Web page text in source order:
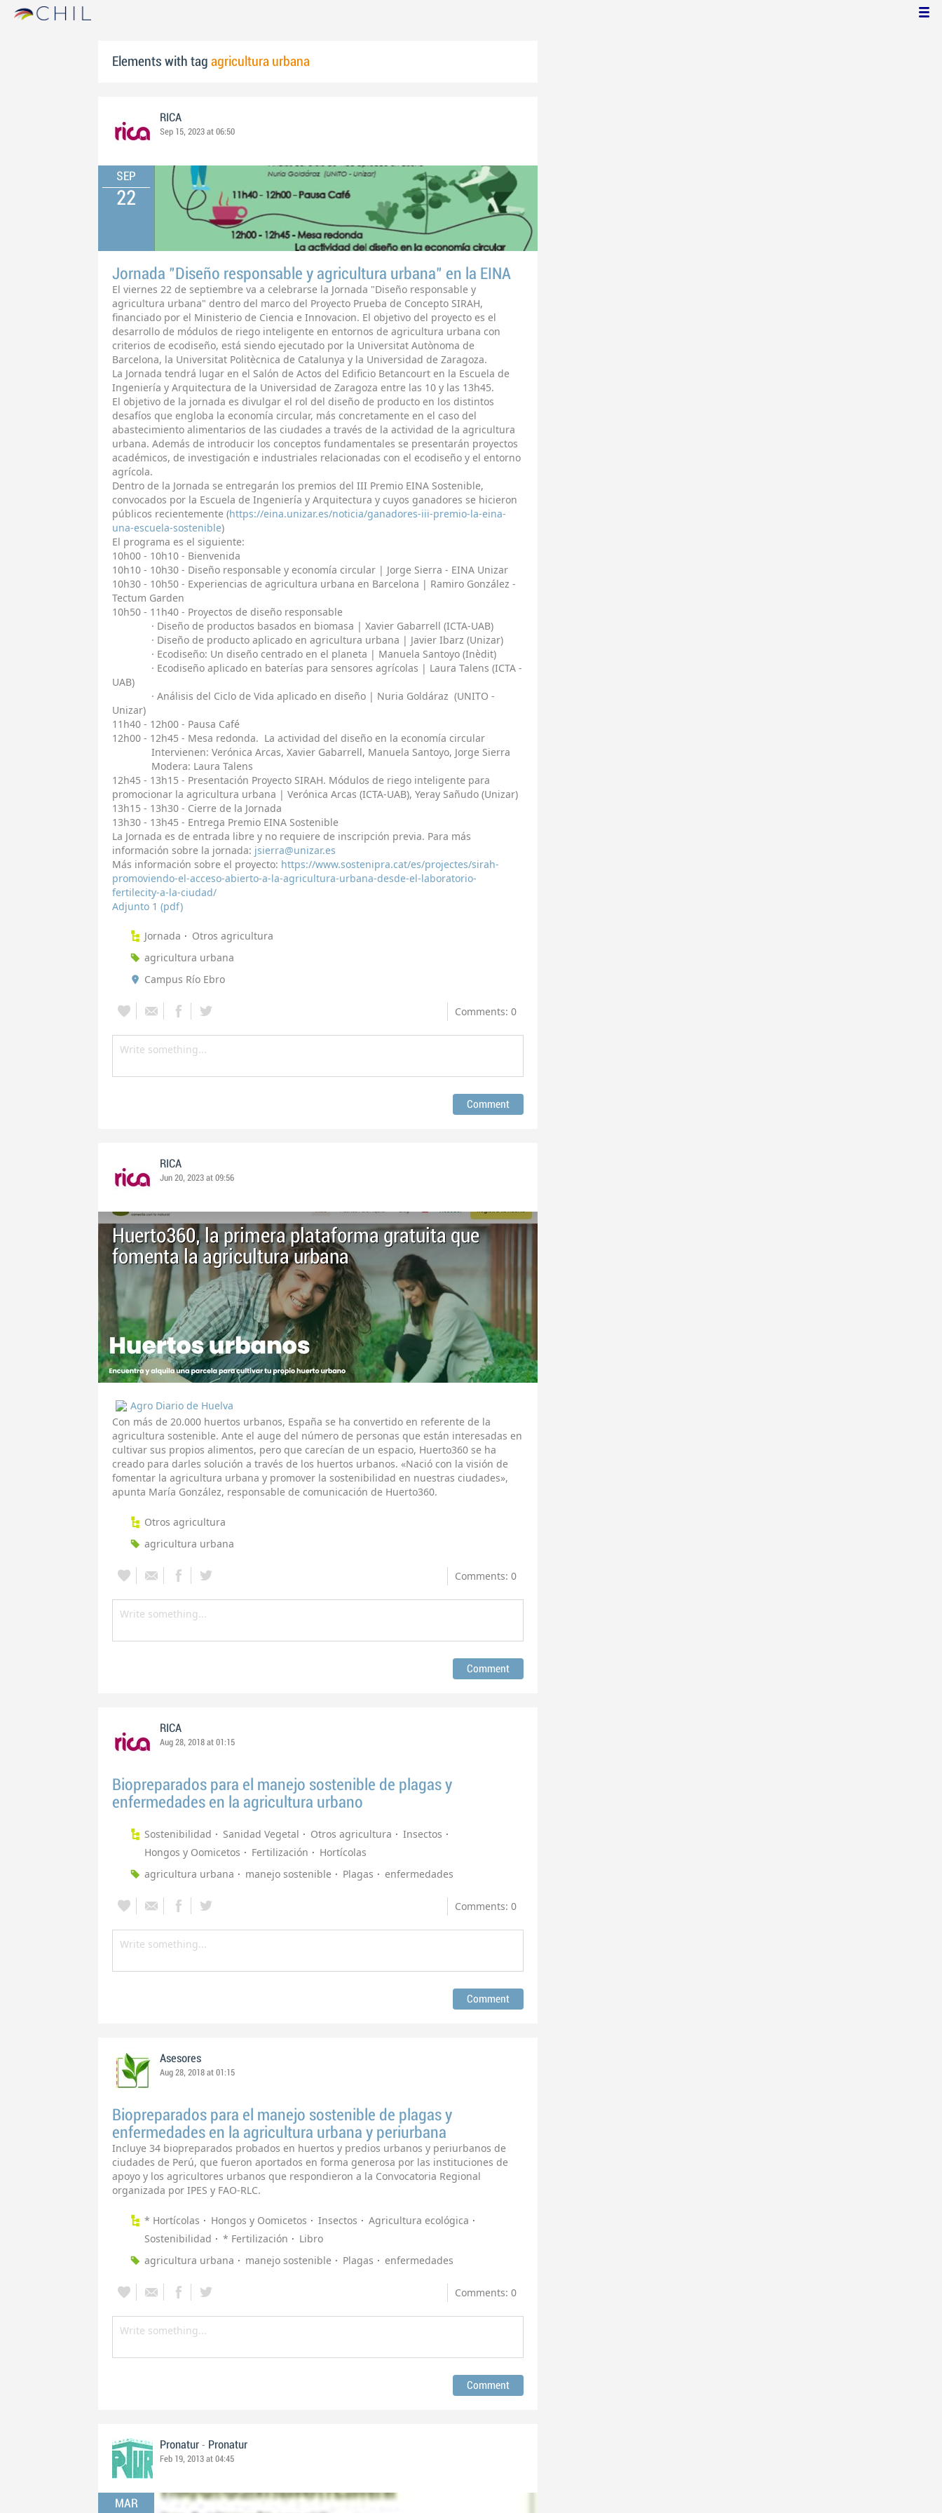
Elements with tag agricultura urbana
RICA
Sep 15, 2023 at 06:50
SEP
22
Jornada "Diseño responsable y agricultura urbana" en la EINA
El viernes 22 de septiembre va a celebrarse la Jornada "Diseño responsable y
agricultura urbana" dentro del marco del Proyecto Prueba de Concepto SIRAH,
financiado por el Ministerio de Ciencia e Innovacion. El objetivo del proyecto es el
desarrollo de módulos de riego inteligente en entornos de agricultura urbana con
criterios de ecodiseño, está siendo ejecutado por la Universitat Autònoma de
Barcelona, la Universitat Politècnica de Catalunya y la Universidad de Zaragoza.
La Jornada tendrá lugar en el Salón de Actos del Edificio Betancourt en la Escuela de
Ingeniería y Arquitectura de la Universidad de Zaragoza entre las 10 y las 13h45.
El objetivo de la jornada es divulgar el rol del diseño de producto en los distintos
desafíos que engloba la economía circular, más concretamente en el caso del
abastecimiento alimentarios de las ciudades a través de la actividad de la agricultura
urbana. Además de introducir los conceptos fundamentales se presentarán proyectos
académicos, de investigación e industriales relacionadas con el ecodiseño y el entorno
agrícola.
Dentro de la Jornada se entregarán los premios del III Premio EINA Sostenible,
convocados por la Escuela de Ingeniería y Arquitectura y cuyos ganadores se hicieron
públicos recientemente (https://eina.unizar.es/noticia/ganadores-iii-premio-la-eina-
una-escuela-sostenible)
El programa es el siguiente:
10h00 - 10h10 - Bienvenida
10h10 - 10h30 - Diseño responsable y economía circular | Jorge Sierra - EINA Unizar
10h30 - 10h50 - Experiencias de agricultura urbana en Barcelona | Ramiro González -
Tectum Garden
10h50 - 11h40 - Proyectos de diseño responsable
· Diseño de productos basados en biomasa | Xavier Gabarrell (ICTA-UAB)
· Diseño de producto aplicado en agricultura urbana | Javier Ibarz (Unizar)
· Ecodiseño: Un diseño centrado en el planeta | Manuela Santoyo (Inèdit)
· Ecodiseño aplicado en baterías para sensores agrícolas | Laura Talens (ICTA -
UAB)
· Análisis del Ciclo de Vida aplicado en diseño | Nuria Goldáraz (UNITO -
Unizar)
11h40 - 12h00 - Pausa Café
12h00 - 12h45 - Mesa redonda. La actividad del diseño en la economía circular
Intervienen: Verónica Arcas, Xavier Gabarrell, Manuela Santoyo, Jorge Sierra
Modera: Laura Talens
12h45 - 13h15 - Presentación Proyecto SIRAH. Módulos de riego inteligente para
promocionar la agricultura urbana | Verónica Arcas (ICTA-UAB), Yeray Sañudo (Unizar)
13h15 - 13h30 - Cierre de la Jornada
13h30 - 13h45 - Entrega Premio EINA Sostenible
La Jornada es de entrada libre y no requiere de inscripción previa. Para más
información sobre la jornada: jsierra@unizar.es
Más información sobre el proyecto: https://www.sostenipra.cat/es/projectes/sirah-
promoviendo-el-acceso-abierto-a-la-agricultura-urbana-desde-el-laboratorio-
fertilecity-a-la-ciudad/
Adjunto 1 (pdf)
Jornada
Otros agricultura
agricultura urbana
Campus Río Ebro
Comments: 0
RICA
Jun 20, 2023 at 09:56
Huerto360, la primera plataforma gratuita que
fomenta la agricultura urbana
Agro Diario de Huelva
Con más de 20.000 huertos urbanos, España se ha convertido en referente de la
agricultura sostenible. Ante el auge del número de personas que están interesadas en
cultivar sus propios alimentos, pero que carecían de un espacio, Huerto360 se ha
creado para darles solución a través de los huertos urbanos. «Nació con la visión de
fomentar la agricultura urbana y promover la sostenibilidad en nuestras ciudades»,
apunta María González, responsable de comunicación de Huerto360.
Otros agricultura
agricultura urbana
Comments: 0
RICA
Aug 28, 2018 at 01:15
Biopreparados para el manejo sostenible de plagas y
enfermedades en la agricultura urbano
Sostenibilidad Sanidad Vegetal Otros agricultura
Insectos
Hongos y Oomicetos
Fertilización
Hortícolas
agricultura urbana
manejo sostenible Plagas enfermedades
Comments: 0
Asesores
Aug 28, 2018 at 01:15
Biopreparados para el manejo sostenible de plagas y
enfermedades en la agricultura urbana y periurbana
Incluye 34 biopreparados probados en huertos y predios urbanos y periurbanos de
ciudades de Perú, que fueron aportados en forma generosa por las instituciones de
apoyo y los agricultores urbanos que respondieron a la Convocatoria Regional
organizada por IPES y FAO-RLC.
* Hortícolas Hongos y Oomicetos Insectos
Agricultura ecológica
Sostenibilidad
* Fertilización
Libro
agricultura urbana
manejo sostenible Plagas enfermedades
Comments: 0
Pronatur - Pronatur
Feb 19, 2013 at 04:45
MAR